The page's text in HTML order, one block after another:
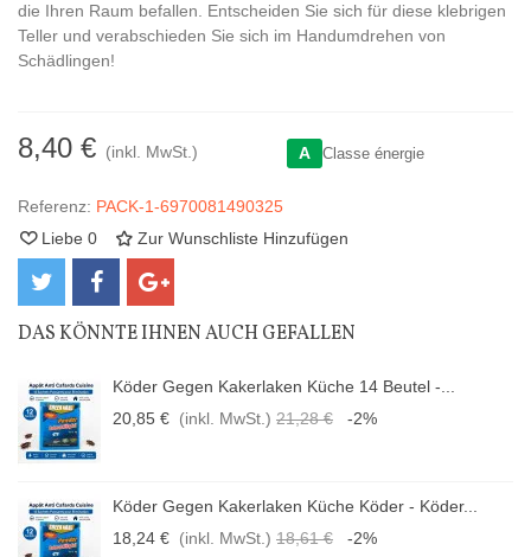
die Ihren Raum befallen. Entscheiden Sie sich für diese klebrigen
Teller und verabschieden Sie sich im Handumdrehen von
Schädlingen!
8,40 € (inkl. MwSt.) A Classe énergie
Referenz: PACK-1-6970081490325
Liebe 0 Zur Wunschliste Hinzufügen
DAS KÖNNTE IHNEN AUCH GEFALLEN
Köder Gegen Kakerlaken Küche 14 Beutel -...
20,85 € (inkl. MwSt.) 21,28 € -2%
Köder Gegen Kakerlaken Küche Köder - Köder...
18,24 € (inkl. MwSt.) 18,61 € -2%